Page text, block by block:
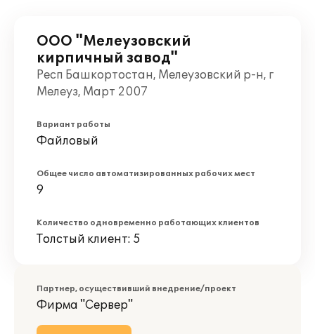
ООО "Мелеузовский
кирпичный завод"
Респ Башкортостан, Мелеузовский р-н, г
Мелеуз, Март 2007
Вариант работы
Файловый
Общее число автоматизированных рабочих мест
9
Количество одновременно работающих клиентов
Толстый клиент: 5
Партнер, осуществивший внедрение/проект
Фирма "Сервер"